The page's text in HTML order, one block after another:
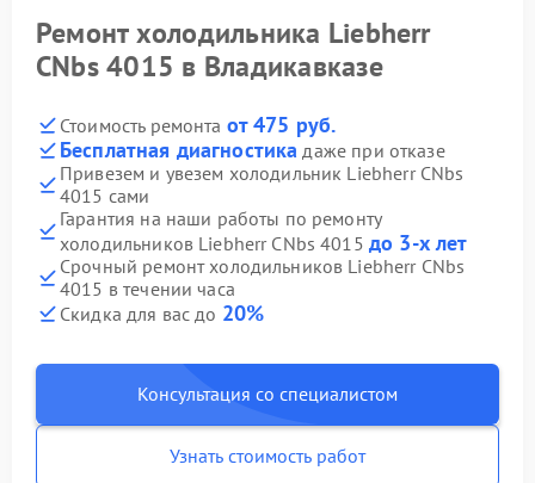
Ремонт холодильника Liebherr
CNbs 4015 в Владикавказе
Стоимость ремонта от 475 руб.
Бесплатная диагностика даже при отказе
Привезем и увезем холодильник Liebherr CNbs
4015 сами
Гарантия на наши работы по ремонту
холодильников Liebherr CNbs 4015 до 3-х лет
Срочный ремонт холодильников Liebherr CNbs
4015 в течении часа
Скидка для вас до 20%
Консультация со специалистом
Узнать стоимость работ